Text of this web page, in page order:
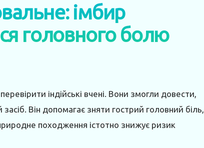
імбир
головного болю
індійські вчені. Вони змогли довести,
Він допомагає зняти гострий головний біль,
походження істотно знижує ризик